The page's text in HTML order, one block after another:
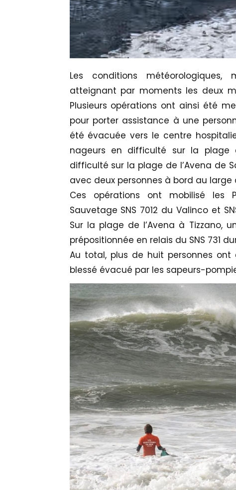
Les conditions
atteignant par moments les deux
Plusieurs opérations ont ainsi été
pour porter assistance à une
été évacuée vers le centre
nageurs en difficulté sur la
difficulté sur la plage de l’Avena de
avec deux personnes à bord au large
Ces opérations ont mobilisé les
Sauvetage SNS 7012 du Valinco et
Sur la plage de l’Avena à Tizzano,
prépositionnée en relais du SNS 731
Au total, plus de huit personnes
blessé évacué par les sapeurs-